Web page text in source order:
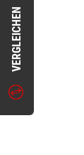
VERGLEICHEN